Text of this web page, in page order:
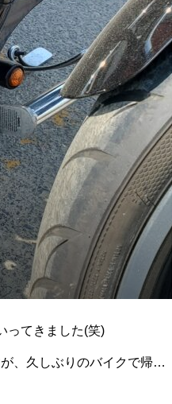
ってきました(笑)
、久しぶりのバイクで帰っ